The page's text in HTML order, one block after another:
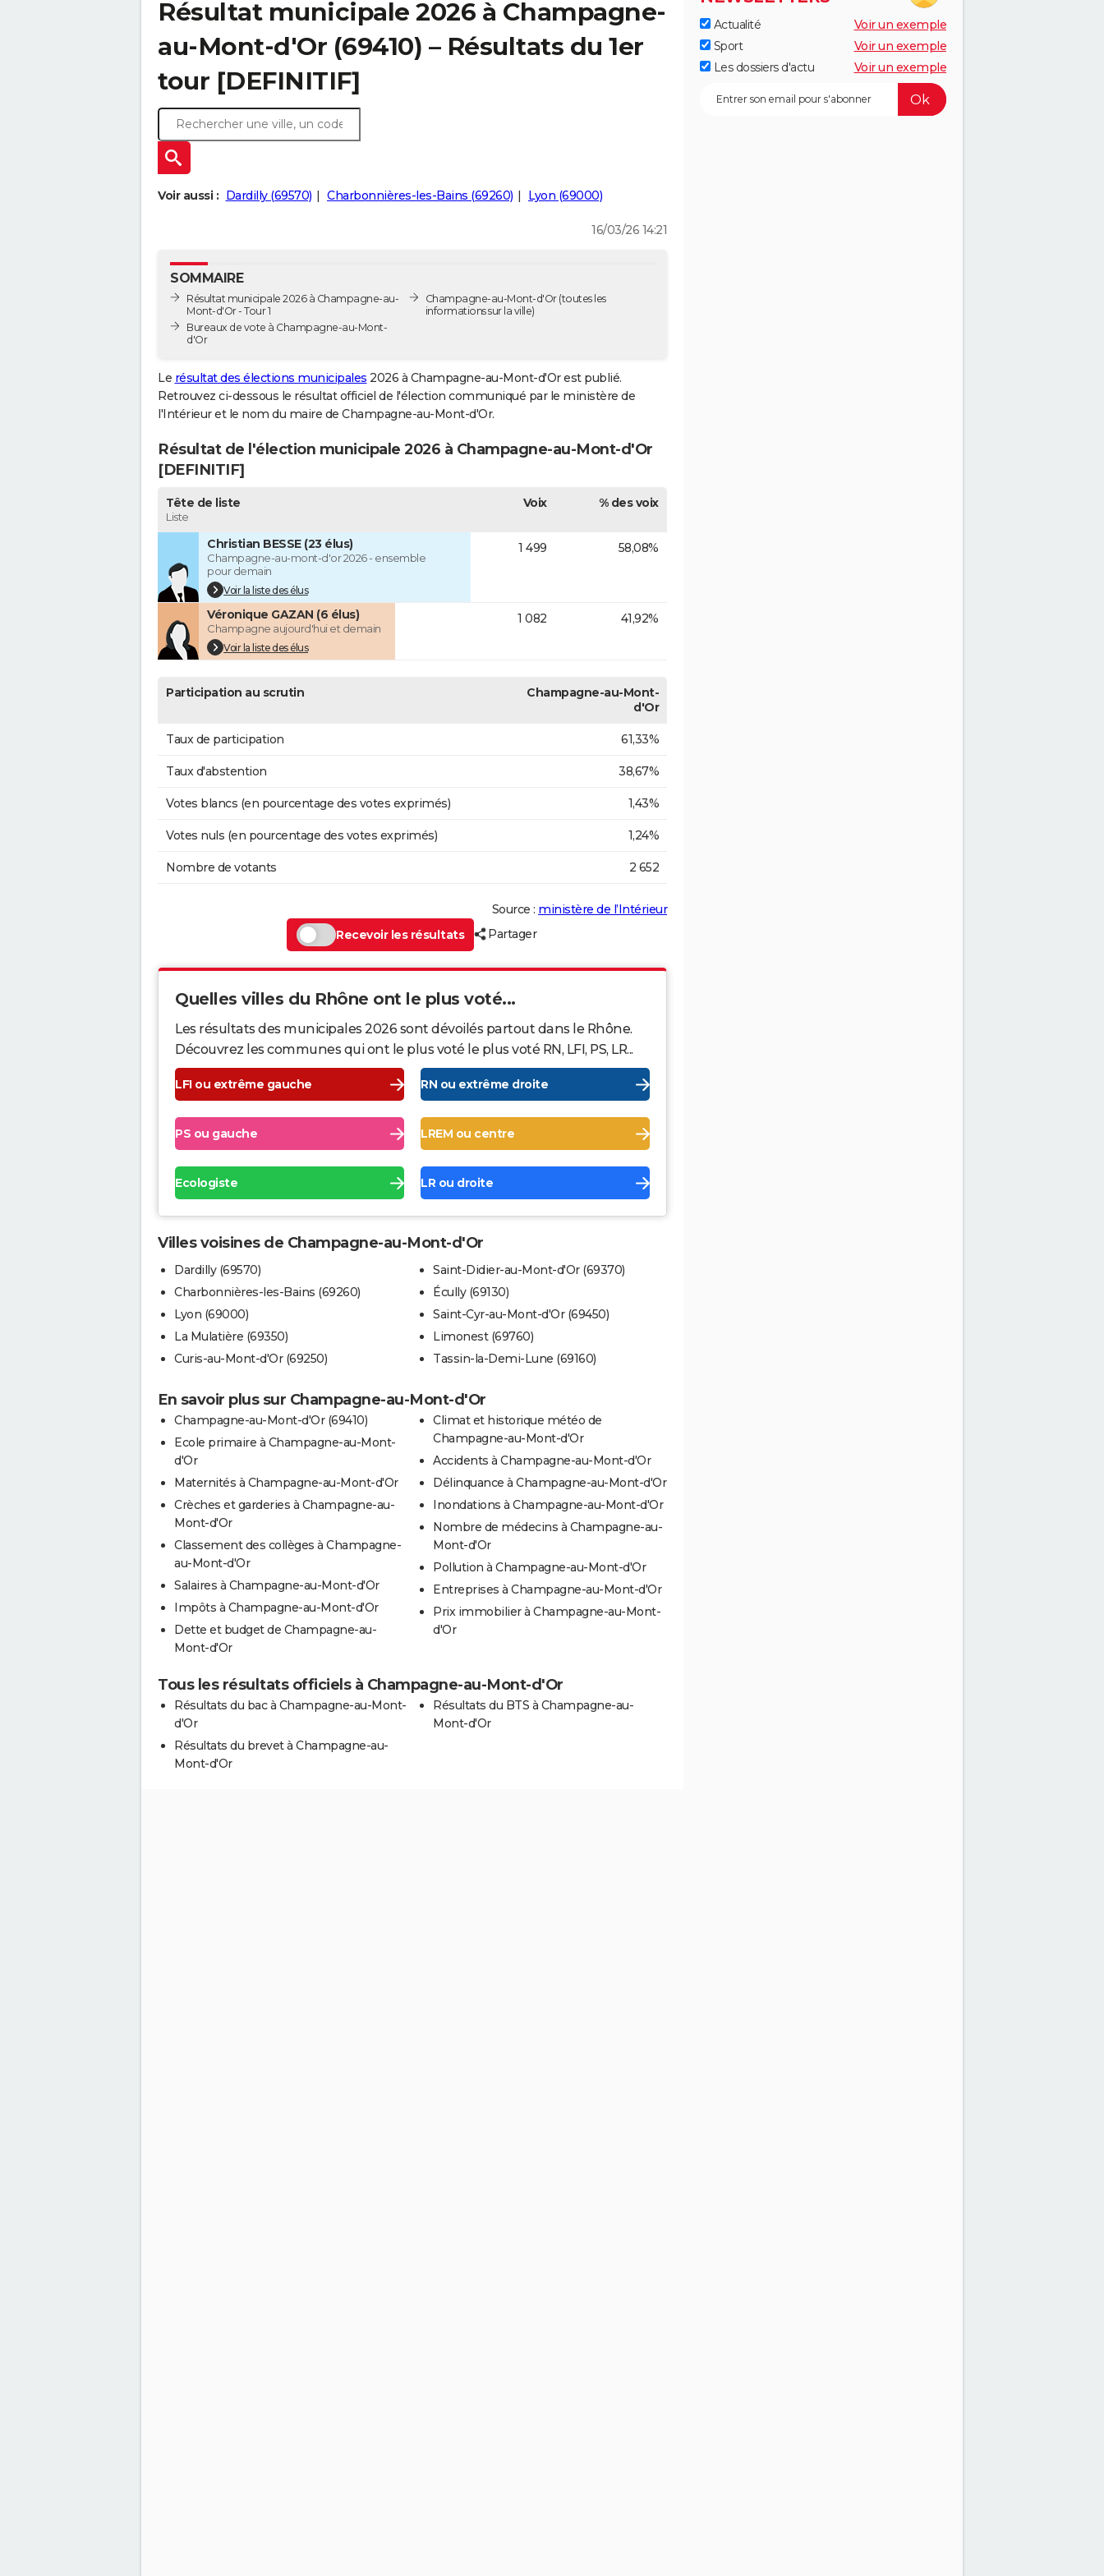
Résultat municipale 2026 à Champagne-
au-Mont-d'Or (69410) – Résultats du 1er
tour [DEFINITIF]
Voir aussi : Dardilly (69570) Charbonnières-les-Bains (69260) Lyon (69000)
16/03/26 14:21
SOMMAIRE
Résultat municipale 2026 à Champagne-au-
Mont-d'Or - Tour 1
Bureaux de vote à Champagne-au-Mont-
d'Or
Champagne-au-Mont-d'Or(toutes les
informations sur la ville)
Le résultat des élections municipales 2026 à Champagne-au-Mont-d'Or est publié.
Retrouvez ci-dessous le résultat officiel de l'élection communiqué par le ministère de
l'Intérieur et le nom du maire de Champagne-au-Mont-d'Or.
Résultat de l'élection municipale 2026 à Champagne-au-Mont-d'Or
[DEFINITIF]
Tête de liste
Liste
Voix % des voix
Christian BESSE (23 élus)
Champagne-au-mont-d'or 2026 - ensemble
pour demain
Voir la liste des élus
1 499 58,08%
Véronique GAZAN (6 élus)
Champagne aujourd'hui et demain
Voir la liste des élus
1 082 41,92%
Participation au scrutin
Champagne-au-Mont-
d'Or
Taux de participation 61,33%
Taux d'abstention 38,67%
Votes blancs (en pourcentage des votes exprimés) 1,43%
Votes nuls (en pourcentage des votes exprimés) 1,24%
Nombre de votants 2 652
Source : ministère de l’Intérieur
Recevoir les résultats
Partager
Quelles villes du Rhône ont le plus voté...
Les résultats des municipales 2026 sont dévoilés partout dans le Rhône.
Découvrez les communes qui ont le plus voté le plus voté RN, LFI, PS, LR...
LFI ou extrême gauche RN ou extrême droite
PS ou gauche LREM ou centre
Ecologiste LR ou droite
Villes voisines de Champagne-au-Mont-d'Or
Dardilly (69570)
Charbonnières-les-Bains (69260)
Lyon (69000)
La Mulatière (69350)
Curis-au-Mont-d'Or (69250)
Saint-Didier-au-Mont-d'Or (69370)
Écully (69130)
Saint-Cyr-au-Mont-d'Or (69450)
Limonest (69760)
Tassin-la-Demi-Lune (69160)
En savoir plus sur Champagne-au-Mont-d'Or
Champagne-au-Mont-d'Or (69410)
Ecole primaire à Champagne-au-Mont-
d'Or
Maternités à Champagne-au-Mont-d'Or
Crèches et garderies à Champagne-au-
Mont-d'Or
Classement des collèges à Champagne-
au-Mont-d'Or
Salaires à Champagne-au-Mont-d'Or
Impôts à Champagne-au-Mont-d'Or
Dette et budget de Champagne-au-
Mont-d'Or
Climat et historique météo de
Champagne-au-Mont-d'Or
Accidents à Champagne-au-Mont-d'Or
Délinquance à Champagne-au-Mont-d'Or
Inondations à Champagne-au-Mont-d'Or
Nombre de médecins à Champagne-au-
Mont-d'Or
Pollution à Champagne-au-Mont-d'Or
Entreprises à Champagne-au-Mont-d'Or
Prix immobilier à Champagne-au-Mont-
d'Or
Tous les résultats officiels à Champagne-au-Mont-d'Or
Résultats du bac à Champagne-au-Mont-
d'Or
Résultats du brevet à Champagne-au-
Mont-d'Or
Résultats du BTS à Champagne-au-
Mont-d'Or
Actualité
Voir un exemple
Sport
Voir un exemple
Les dossiers d'actu
Voir un exemple